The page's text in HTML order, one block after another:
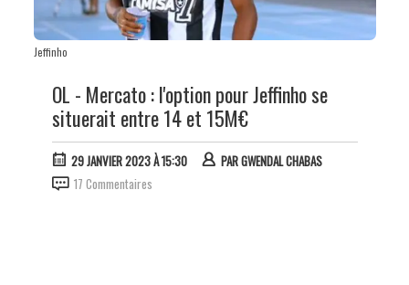
Jeffinho
OL - Mercato : l'option pour Jeffinho se
situerait entre 14 et 15M€
29 JANVIER 2023 À 15:30 PARGWENDAL CHABAS
17 Commentaires